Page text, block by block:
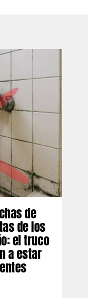
de
de los
el truco
a estar